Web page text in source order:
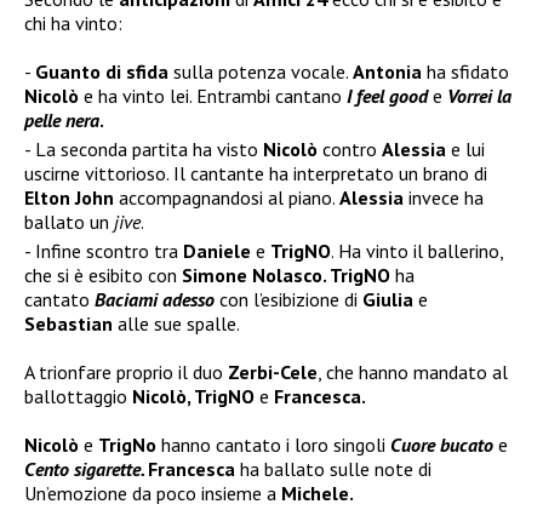
chi ha vinto:
Guanto di sfida sulla potenza vocale. Antonia ha sfidato
Nicolò e ha vinto lei. Entrambi cantano I feel good e Vorrei la
pelle nera.
La seconda partita ha visto Nicolò contro Alessia e lui
uscirne vittorioso. Il cantante ha interpretato un brano di
Elton John accompagnandosi al piano. Alessia invece ha
ballato un jive.
Infine scontro tra Daniele e TrigNO. Ha vinto il ballerino,
che si è esibito con Simone Nolasco. TrigNO ha
cantato Baciami adesso con l’esibizione di Giulia e
Sebastian alle sue spalle.
A trionfare proprio il duo Zerbi-Cele , che hanno mandato al
ballottaggio Nicolò, TrigNO e Francesca.
Nicolò e TrigNo hanno cantato i loro singoli Cuore bucato e
Cento sigarette. Francesca ha ballato sulle note di
Un’emozione da poco insieme a Michele.